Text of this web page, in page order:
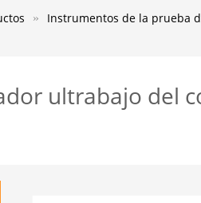
Instrumentos de la prueba
ultrabajo del